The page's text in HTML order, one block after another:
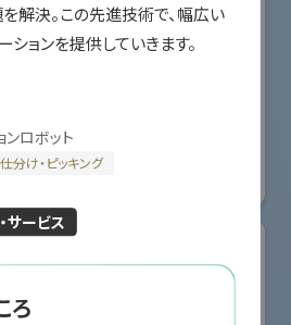
解決。この先進技術で、幅広い
ョンを提供していきます。
ンロボット
分け・ピッキング
サービス
ろ
ト #スマートコミュニティロボット